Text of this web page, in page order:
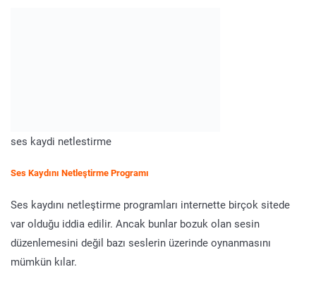
ses kaydi netlestirme
Ses Kaydını Netleştirme Programı
Ses kaydını netleştirme programları internette birçok sitede
var olduğu iddia edilir. Ancak bunlar bozuk olan sesin
düzenlemesini değil bazı seslerin üzerinde oynanmasını
mümkün kılar.